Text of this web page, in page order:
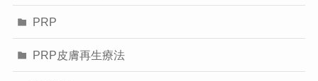
PRP
PRP皮膚再生療法